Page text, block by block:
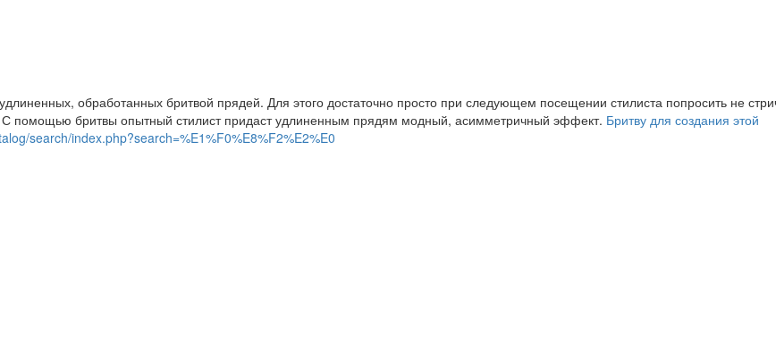
обработанных бритвой прядей. Для этого достаточно просто при следующем посещении стилиста попросить не
помощью бритвы опытный стилист придаст удлиненным прядям модный, асимметричный эффект. Бритву для создания этой
search/index.php?search=%E1%F0%E8%F2%E2%E0